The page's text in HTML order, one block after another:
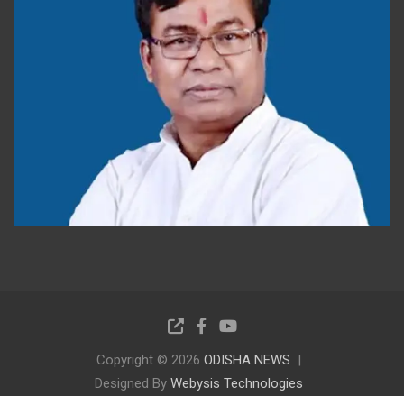
Copyright © 2026 ODISHA NEWS
Designed By Webysis Technologies